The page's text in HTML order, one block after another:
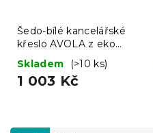
Šedo-bílé kancelářské
křeslo AVOLA z eko
kůže
Skladem (>10 ks)
1 003 Kč